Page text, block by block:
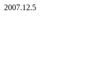
2007.12.5